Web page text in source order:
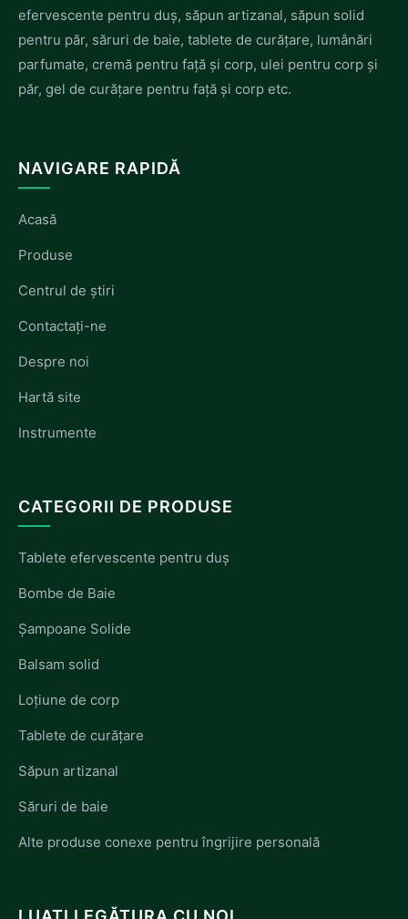
efervescente pentru duș, săpun artizanal, săpun solid
pentru păr, săruri de baie, tablete de curățare, lumânări
parfumate, cremă pentru față și corp, ulei pentru corp și
păr, gel de curățare pentru față și corp etc.
NAVIGARE RAPIDĂ
Acasă
Produse
Centrul de știri
Contactați-ne
Despre noi
Hartă site
Instrumente
CATEGORII DE PRODUSE
Tablete efervescente pentru duș
Bombe de Baie
Șampoane Solide
Balsam solid
Loțiune de corp
Tablete de curățare
Săpun artizanal
Săruri de baie
Alte produse conexe pentru îngrijire personală